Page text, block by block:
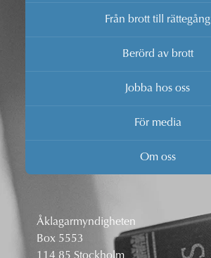
Från brott till rättegång
Berörd av brott
Jobba hos oss
För media
Om oss
Åklagarmyndigheten
Box 5553
114 85 Stockholm